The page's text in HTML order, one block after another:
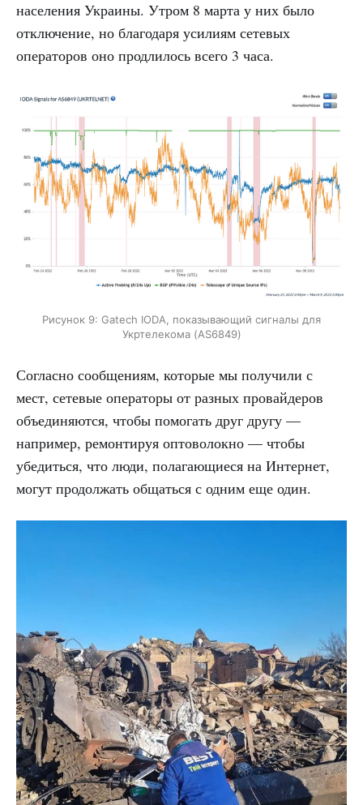
населения Украины. Утром 8 марта у них было
отключение, но благодаря усилиям сетевых
операторов оно продлилось всего 3 часа.
Рисунок 9: Gatech IODA, показывающий сигналы для
Укртелекома (AS6849)
Согласно сообщениям, которые мы получили с
мест, сетевые операторы от разных провайдеров
объединяются, чтобы помогать друг другу —
например, ремонтируя оптоволокно — чтобы
убедиться, что люди, полагающиеся на Интернет,
могут продолжать общаться с одним еще один.